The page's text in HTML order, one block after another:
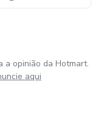
a opinião da Hotmart.
aqui